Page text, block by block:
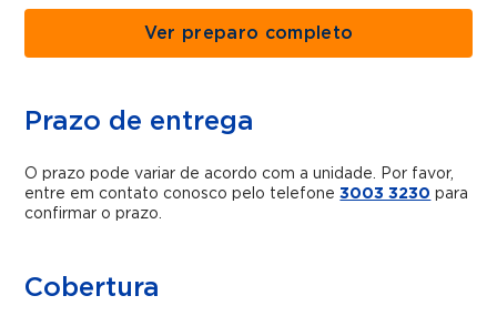
Ver preparo completo
Prazo de entrega
O prazo pode variar de acordo com a unidade. Por favor,
entre em contato conosco pelo telefone3003 3230 para
confirmar o prazo.
Cobertura